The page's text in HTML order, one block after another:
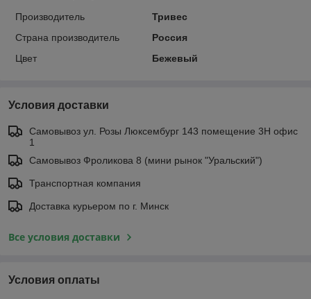
Производитель
Тривес
Страна производитель
Россия
Цвет
Бежевый
Условия доставки
Самовывоз ул. Розы Люксембург 143 помещение 3Н офис
1
Самовывоз Фроликова 8 (мини рынок "Уральский")
Транспортная компания
Доставка курьером по г. Минск
Все условия доставки
Условия оплаты